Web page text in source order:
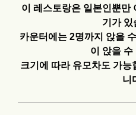
이 레스토랑은 일본인뿐만
기가 있
카운터에는 2명까지 앉을
이 앉을 수
크기에 따라 유모차도 가
니